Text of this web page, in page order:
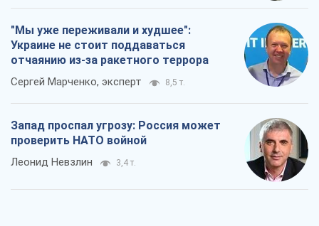
"Мы уже переживали и худшее":
Украине не стоит поддаваться
отчаянию из-за ракетного террора
Сергей Марченко, эксперт 8,5 т.
Запад проспал угрозу: Россия может
проверить НАТО войной
Леонид Невзлин 3,4 т.